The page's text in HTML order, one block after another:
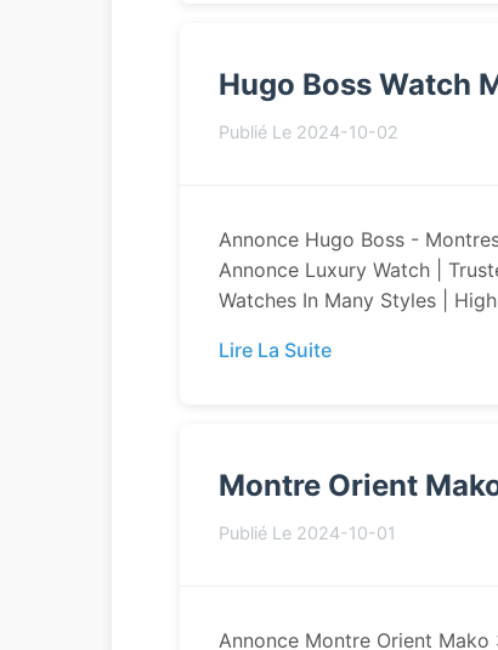
Hugo Boss Watch
Publié Le 2024-10-02
Annonce Hugo Boss -
Annonce Luxury Watch |
Watches In Many Styles |
Lire La Suite
Montre Orient
Publié Le 2024-10-01
Annonce Montre Orient